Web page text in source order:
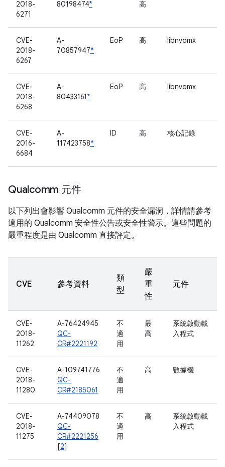
2018-
6271
80198474* 高
CVE-
2018-
6267
A-
70857947*
EoP 高 libnvomx
CVE-
2018-
6268
A-
80433161*
EoP 高 libnvomx
CVE-
2016-
6684
A-
117423758*
ID 高 核心記錄
Qualcomm 元件
以下列出會影響 Qualcomm 元件的安全漏洞，詳情請參考
適用的 Qualcomm 安全性公告或安全性警示。這些問題的
嚴重程度是由 Qualcomm 直接評定。
CVE 參考資料
類
型
嚴
重
性
元件
CVE-
2018-
11262
A-76424945
QC-
CR#2221192
不
適
用
最
高
系統啟動載
入程式
CVE-
2018-
11280
A-109741776
QC-
CR#2185061
不
適
用
高 數據機
CVE-
2018-
11275
A-74409078
QC-
CR#2221256
[2]
不
適
用
高
系統啟動載
入程式